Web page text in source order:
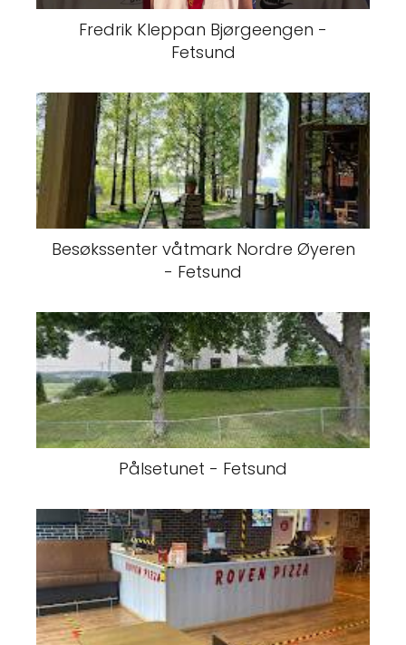
Fredrik Kleppan Bjørgeengen -
Fetsund
Besøkssenter våtmark Nordre Øyeren
- Fetsund
Pålsetunet - Fetsund